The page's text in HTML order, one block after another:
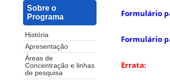
Sobre o
Programa
História
Apresentação
Áreas de
Concentração e linhas
de pesquisa
Formulário
Formulário
Errata: